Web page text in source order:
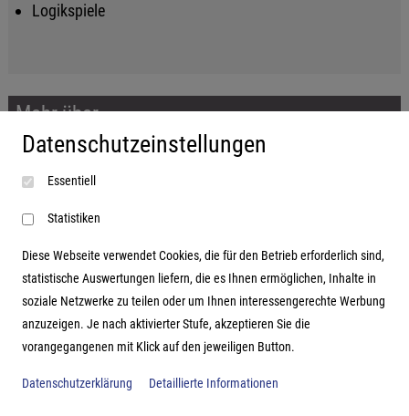
Logikspiele
Mehr über...
Impressum
AGB
Datenschutzerklärung
Adresse
Hutter Trade GmbH + Co KG
Bgm.-Landmann-Platz 1-5
Datenschutzeinstellungen
Essentiell
Statistiken
Diese Webseite verwendet Cookies, die für den Betrieb erforderlich sind,
statistische Auswertungen liefern, die es Ihnen ermöglichen, Inhalte in
soziale Netzwerke zu teilen oder um Ihnen interessengerechte Werbung
anzuzeigen. Je nach aktivierter Stufe, akzeptieren Sie die
vorangegangenen mit Klick auf den jeweiligen Button.
Datenschutzerklärung Detaillierte Informationen